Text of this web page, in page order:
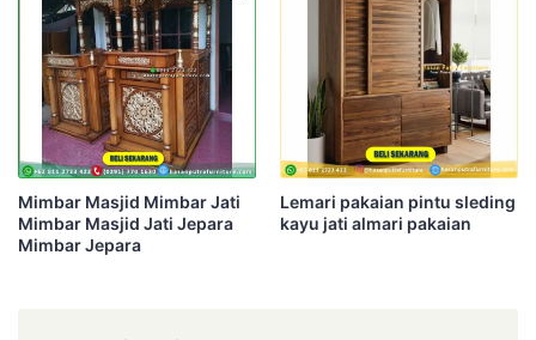
Mimbar Masjid Mimbar Jati
Mimbar Masjid Jati Jepara
Mimbar Jepara
Lemari pakaian pintu sleding
kayu jati almari pakaian